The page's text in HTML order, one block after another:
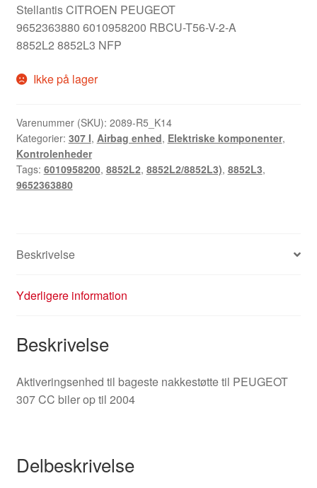
Stellantis CITROEN PEUGEOT
9652363880 6010958200 RBCU-T56-V-2-A
8852L2 8852L3 NFP
Ikke på lager
Varenummer (SKU): 2089-R5_K14
Kategorier: 307 I, Airbag enhed, Elektriske komponenter,
Kontrolenheder
Tags: 6010958200, 8852L2, 8852L2/8852L3), 8852L3,
9652363880
Beskrivelse
Yderligere information
Beskrivelse
Aktiveringsenhed til bageste nakkestøtte til PEUGEOT
307 CC biler op til 2004
Delbeskrivelse